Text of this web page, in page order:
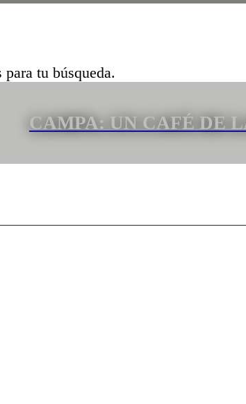
para tu búsqueda.
CAMPA: UN CAFÉ DE